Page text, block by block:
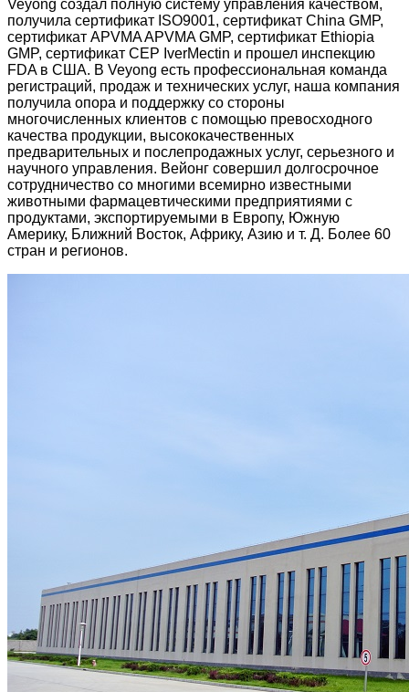
Veyong создал полную систему управления качеством,
получила сертификат ISO9001, сертификат China GMP,
сертификат APVMA APVMA GMP, сертификат Ethiopia
GMP, сертификат CEP IverMectin и прошел инспекцию
FDA в США. В Veyong есть профессиональная команда
регистраций, продаж и технических услуг, наша компания
получила опора и поддержку со стороны
многочисленных клиентов с помощью превосходного
качества продукции, высококачественных
предварительных и послепродажных услуг, серьезного и
научного управления. Вейонг совершил долгосрочное
сотрудничество со многими всемирно известными
животными фармацевтическими предприятиями с
продуктами, экспортируемыми в Европу, Южную
Америку, Ближний Восток, Африку, Азию и т. Д. Более 60
стран и регионов.